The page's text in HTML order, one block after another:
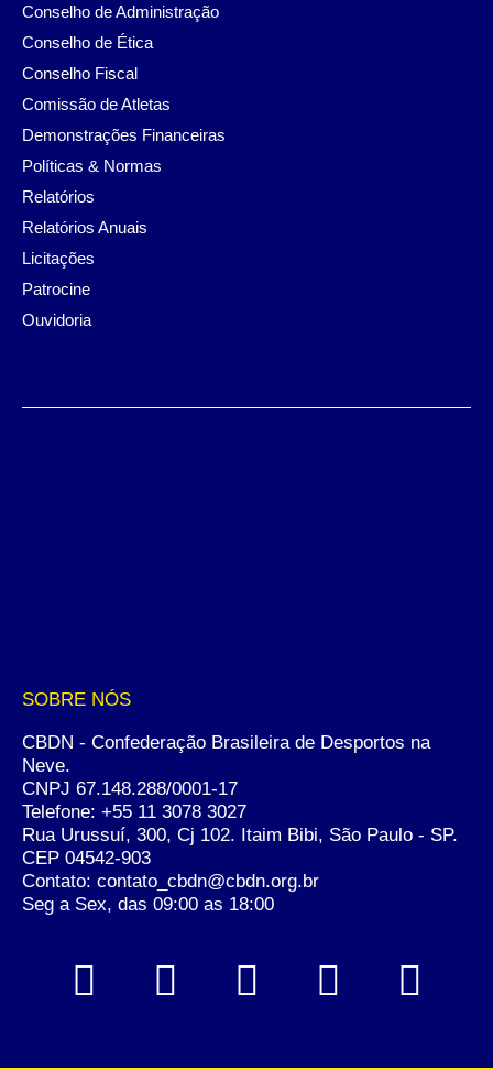
Conselho de Administração
Conselho de Ética
Conselho Fiscal
Comissão de Atletas
Demonstrações Financeiras
Políticas & Normas
Relatórios
Relatórios Anuais
Licitações
Patrocine
Ouvidoria
SOBRE NÓS
CBDN - Confederação Brasileira de Desportos na
Neve.
CNPJ 67.148.288/0001-17
Telefone: +55 11 3078 3027
Rua Urussuí, 300, Cj 102. Itaim Bibi, São Paulo - SP.
CEP 04542-903
Contato: contato_cbdn@cbdn.org.br
Seg a Sex, das 09:00 as 18:00